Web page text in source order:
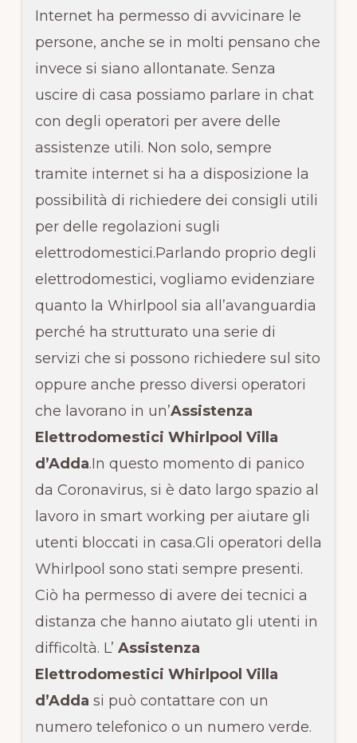
Internet ha permesso di avvicinare le
persone, anche se in molti pensano che
invece si siano allontanate. Senza
uscire di casa possiamo parlare in chat
con degli operatori per avere delle
assistenze utili. Non solo, sempre
tramite internet si ha a disposizione la
possibilità di richiedere dei consigli utili
per delle regolazioni sugli
elettrodomestici.Parlando proprio degli
elettrodomestici, vogliamo evidenziare
quanto la Whirlpool sia all’avanguardia
perché ha strutturato una serie di
servizi che si possono richiedere sul sito
oppure anche presso diversi operatori
che lavorano in un’Assistenza
Elettrodomestici Whirlpool Villa
d’Adda.In questo momento di panico
da Coronavirus, si è dato largo spazio al
lavoro in smart working per aiutare gli
utenti bloccati in casa.Gli operatori della
Whirlpool sono stati sempre presenti.
Ciò ha permesso di avere dei tecnici a
distanza che hanno aiutato gli utenti in
difficoltà. L’ Assistenza
Elettrodomestici Whirlpool Villa
d’Adda si può contattare con un
numero telefonico o un numero verde.